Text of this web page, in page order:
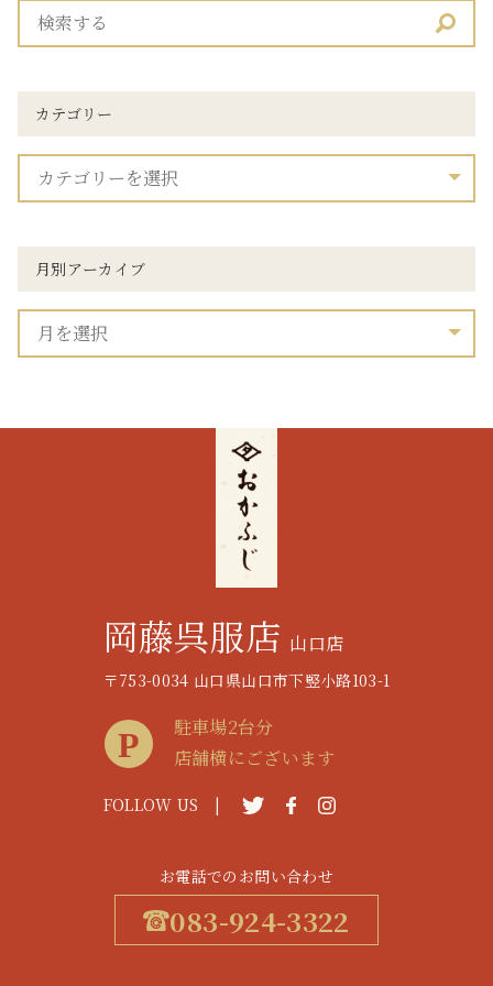
カテゴリー
月別アーカイブ
岡藤呉服店 山口店
〒753-0034 山口県山口市下竪小路103-1
駐車場2台分
店舗横にございます
FOLLOW US |
お電話でのお問い合わせ
083-924-3322